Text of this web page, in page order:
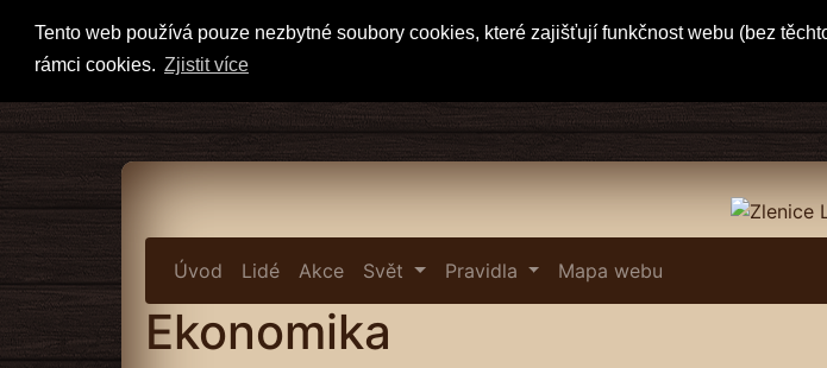
Tento web používá pouze nezbytné soubory cookies, které zajišťují funkčnost webu (bez
rámci cookies. Zjistit více
Úvod Lidé Akce Svět Pravidla Mapa webu
Ekonomika